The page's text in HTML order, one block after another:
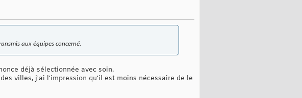
aux équipes concerné.
déjà sélectionnée avec soin.
villes, j'ai l'impression qu'il est moins nécessaire de le